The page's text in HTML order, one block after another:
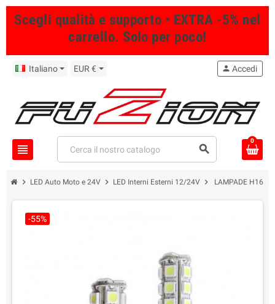
Scegli qualità e supporto • EXTRA -5% nel
carrello. Solo per poco!
Italiano EUR €
view_headline search
person Accedi
0
chevron_right LED Auto Moto e 24V chevron_right LED Interni Esterni 12/24V chevron_right LAMPADE H16
-55%